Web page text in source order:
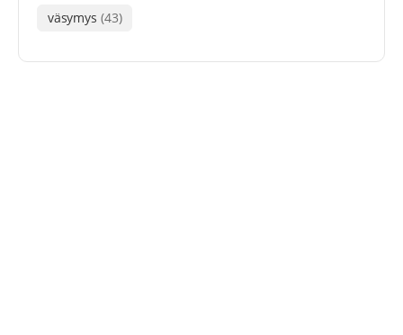
väsymys (43)